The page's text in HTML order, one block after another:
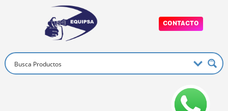
CONTACTO